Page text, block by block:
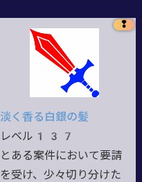
❢
淡く香る白銀の髪
レベル137
とある案件において要請
を受け、少々切り分けた